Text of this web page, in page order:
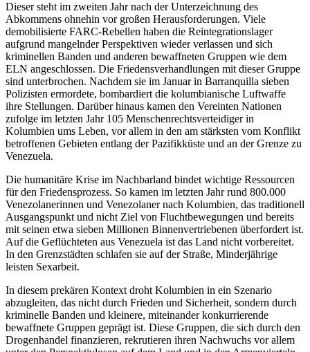
Dieser steht im zweiten Jahr nach der Unterzeichnung des
Abkommens ohnehin vor großen Herausforderungen. Viele
demobilisierte FARC-Rebellen haben die Reintegrationslager
aufgrund mangelnder Perspektiven wieder verlassen und sich
kriminellen Banden und anderen bewaffneten Gruppen wie dem
ELN angeschlossen. Die Friedensverhandlungen mit dieser Gruppe
sind unterbrochen. Nachdem sie im Januar in Barranquilla sieben
Polizisten ermordete, bombardiert die kolumbianische Luftwaffe
ihre Stellungen. Darüber hinaus kamen den Vereinten Nationen
zufolge im letzten Jahr 105 Menschenrechtsverteidiger in
Kolumbien ums Leben, vor allem in den am stärksten vom Konflikt
betroffenen Gebieten entlang der Pazifikküste und an der Grenze zu
Venezuela.
Die humanitäre Krise im Nachbarland bindet wichtige Ressourcen
für den Friedensprozess. So kamen im letzten Jahr rund 800.000
Venezolanerinnen und Venezolaner nach Kolumbien, das traditionell
Ausgangspunkt und nicht Ziel von Fluchtbewegungen und bereits
mit seinen etwa sieben Millionen Binnenvertriebenen überfordert ist.
Auf die Geflüchteten aus Venezuela ist das Land nicht vorbereitet.
In den Grenzstädten schlafen sie auf der Straße, Minderjährige
leisten Sexarbeit.
In diesem prekären Kontext droht Kolumbien in ein Szenario
abzugleiten, das nicht durch Frieden und Sicherheit, sondern durch
kriminelle Banden und kleinere, miteinander konkurrierende
bewaffnete Gruppen geprägt ist. Diese Gruppen, die sich durch den
Drogenhandel finanzieren, rekrutieren ihren Nachwuchs vor allem